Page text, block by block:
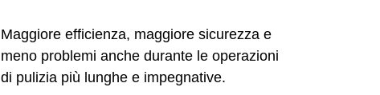
Maggiore efficienza, maggiore sicurezza e
meno problemi anche durante le operazioni
di pulizia più lunghe e impegnative.